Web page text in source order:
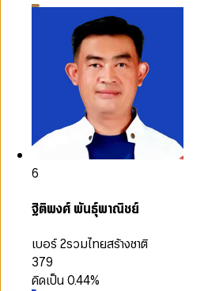
6
ฐิติพงศ์ พันธุ์พาณิชย์
เบอร์ 2รวมไทยสร้างชาติ
379
คิดเป็น0.44%